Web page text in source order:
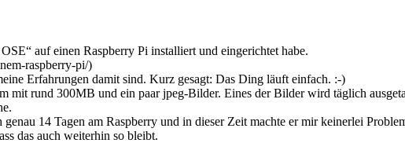
auf einen Raspberry Pi installiert und eingerichtet habe.
raspberry-pi/)
Erfahrungen damit sind. Kurz gesagt: Das Ding läuft einfach. :-)
mit rund 300MB und ein paar jpeg-Bilder. Eines der Bilder wird täglich
14 Tagen am Raspberry und in dieser Zeit machte er mir keinerlei
das auch weiterhin so bleibt.